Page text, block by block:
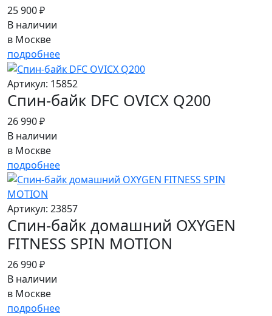
25 900 ₽
В наличии
в Москве
подробнее
Артикул: 15852
Спин-байк DFC OVICX Q200
26 990 ₽
В наличии
в Москве
подробнее
Артикул: 23857
Спин-байк домашний OXYGEN
FITNESS SPIN MOTION
26 990 ₽
В наличии
в Москве
подробнее